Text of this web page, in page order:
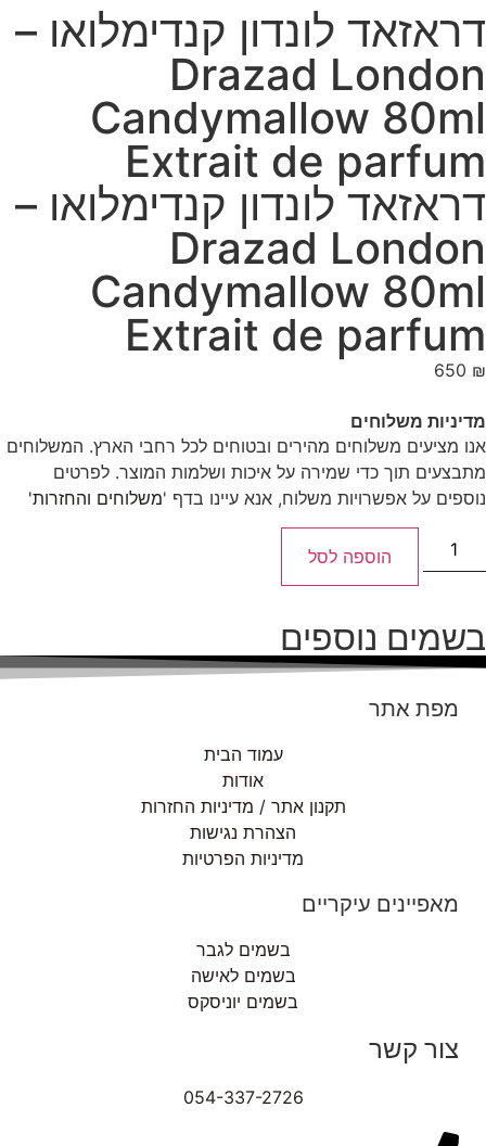
דראזאד לונדון קנדימלואו –
Drazad London
Candymallow 80ml
Extrait de parfum
דראזאד לונדון קנדימלואו –
Drazad London
Candymallow 80ml
Extrait de parfum
650 ₪
מדיניות משלוחים
אנו מציעים משלוחים מהירים ובטוחים לכל רחבי הארץ. המשלוחים
מתבצעים תוך כדי שמירה על איכות ושלמות המוצר. לפרטים
נוספים על אפשרויות משלוח, אנא עיינו בדף 'משלוחים והחזרות'
הוספה לסל
בשמים נוספים
מפת אתר
עמוד הבית
אודות
תקנון אתר / מדיניות החזרות
הצהרת נגישות
מדיניות הפרטיות
מאפיינים עיקריים
בשמים לגבר
בשמים לאישה
בשמים יוניסקס
צור קשר
054-337-2726